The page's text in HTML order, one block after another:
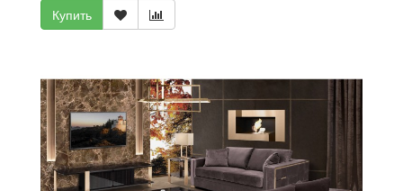
Купить